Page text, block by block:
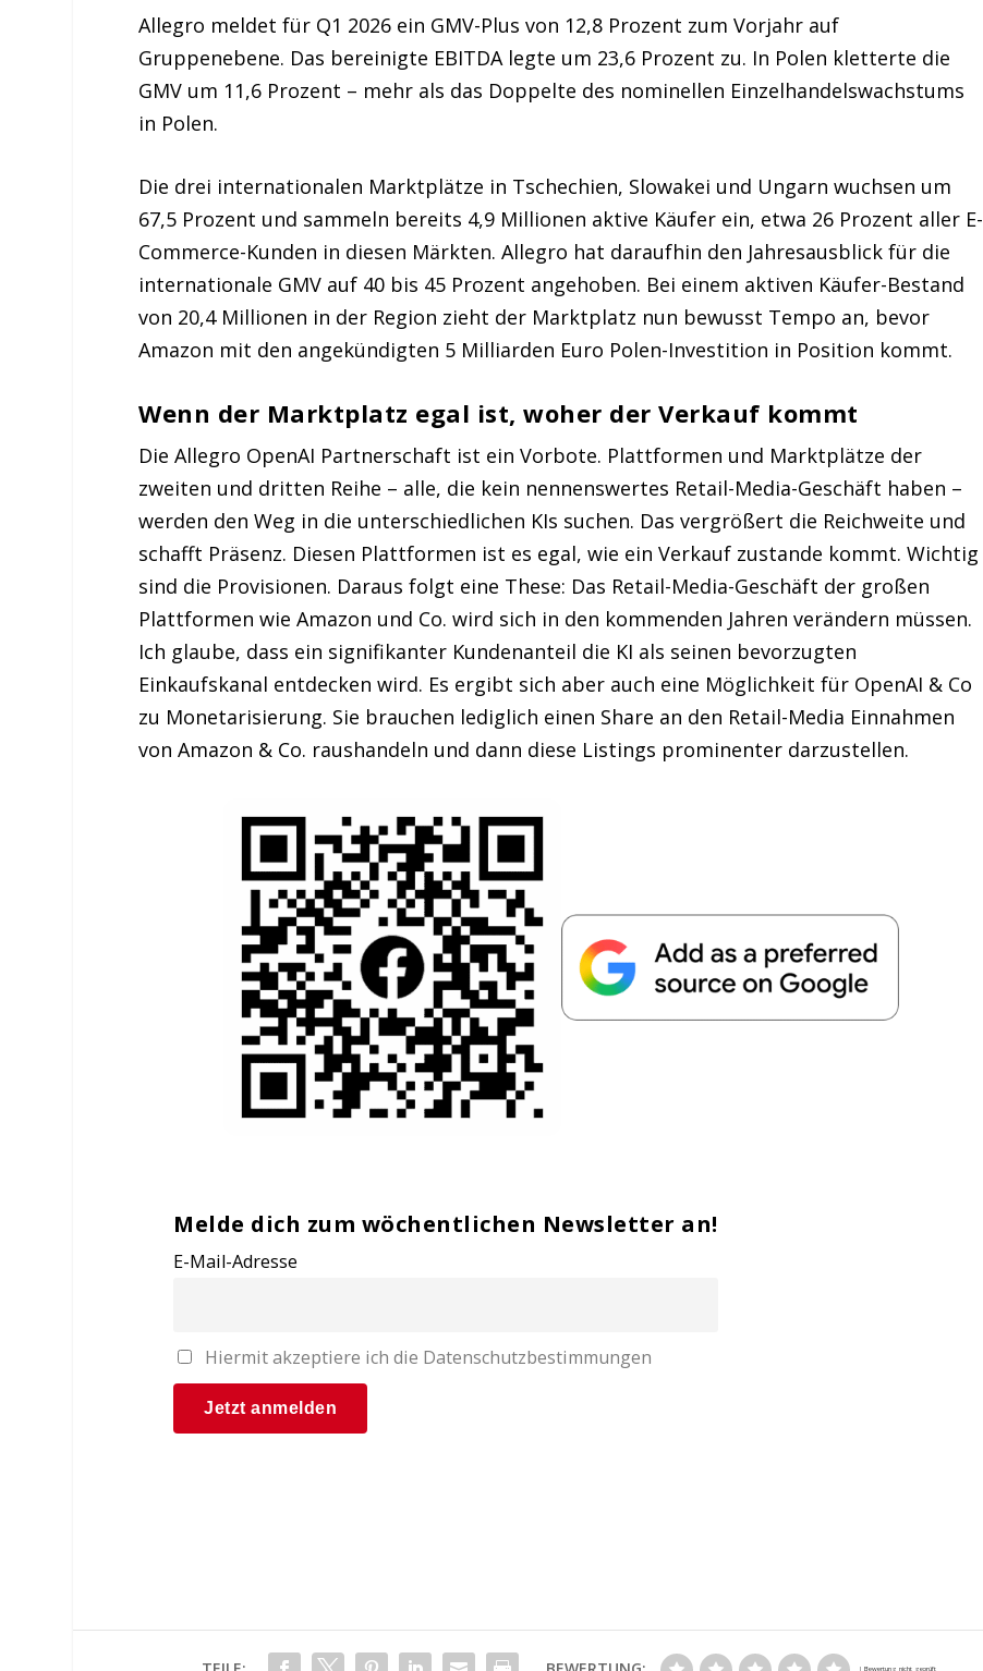
Allegro meldet für Q1 2026 ein GMV-Plus von 12,8 Prozent zum Vorjahr auf
Gruppenebene. Das bereinigte EBITDA legte um 23,6 Prozent zu. In Polen kletterte die
GMV um 11,6 Prozent – mehr als das Doppelte des nominellen Einzelhandelswachstums
in Polen.
Die drei internationalen Marktplätze in Tschechien, Slowakei und Ungarn wuchsen um
67,5 Prozent und sammeln bereits 4,9 Millionen aktive Käufer ein, etwa 26 Prozent aller E-
Commerce-Kunden in diesen Märkten. Allegro hat daraufhin den Jahresausblick für die
internationale GMV auf 40 bis 45 Prozent angehoben. Bei einem aktiven Käufer-Bestand
von 20,4 Millionen in der Region zieht der Marktplatz nun bewusst Tempo an, bevor
Amazon mit den angekündigten 5 Milliarden Euro Polen-Investition in Position kommt.
Wenn der Marktplatz egal ist, woher der Verkauf kommt
Die Allegro OpenAI Partnerschaft ist ein Vorbote. Plattformen und Marktplätze der
zweiten und dritten Reihe – alle, die kein nennenswertes Retail-Media-Geschäft haben –
werden den Weg in die unterschiedlichen KIs suchen. Das vergrößert die Reichweite und
schafft Präsenz. Diesen Plattformen ist es egal, wie ein Verkauf zustande kommt. Wichtig
sind die Provisionen. Daraus folgt eine These: Das Retail-Media-Geschäft der großen
Plattformen wie Amazon und Co. wird sich in den kommenden Jahren verändern müssen.
Ich glaube, dass ein signifikanter Kundenanteil die KI als seinen bevorzugten
Einkaufskanal entdecken wird. Es ergibt sich aber auch eine Möglichkeit für OpenAI & Co
zu Monetarisierung. Sie brauchen lediglich einen Share an den Retail-Media Einnahmen
von Amazon & Co. raushandeln und dann diese Listings prominenter darzustellen.
Melde dich zum wöchentlichen Newsletter an!
E-Mail-Adresse
Hiermit akzeptiere ich die Datenschutzbestimmungen